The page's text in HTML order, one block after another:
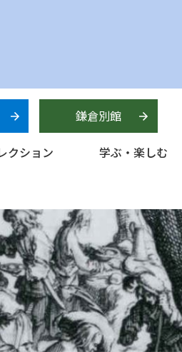
鎌倉別館
クション 学ぶ・楽しむ